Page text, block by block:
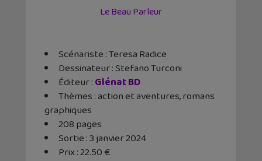
Le Beau Parleur
Scénariste : Teresa Radice
Dessinateur : Stefano Turconi
Éditeur ‏: ‎Glénat BD
Thèmes : action et aventures, romans
graphiques
208 pages
Sortie : 3 janvier 2024
Prix : 22.50 €